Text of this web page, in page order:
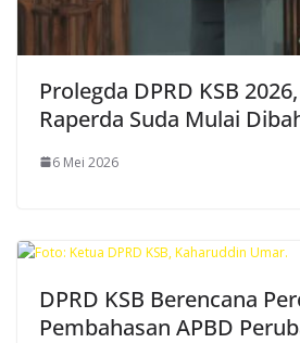
Prolegda DPRD KSB
Raperda Suda Mulai
6 Mei 2026
DPRD KSB Berencana
Pembahasan APBD